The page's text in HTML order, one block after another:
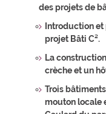
des projets de
Introduction
projet Bâti C².
La
crèche et un
Trois
mouton locale